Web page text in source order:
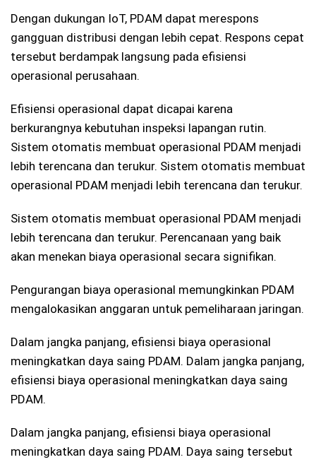
Dengan dukungan IoT, PDAM dapat merespons
gangguan distribusi dengan lebih cepat. Respons cepat
tersebut berdampak langsung pada efisiensi
operasional perusahaan.
Efisiensi operasional dapat dicapai karena
berkurangnya kebutuhan inspeksi lapangan rutin.
Sistem otomatis membuat operasional PDAM menjadi
lebih terencana dan terukur. Sistem otomatis membuat
operasional PDAM menjadi lebih terencana dan terukur.
Sistem otomatis membuat operasional PDAM menjadi
lebih terencana dan terukur. Perencanaan yang baik
akan menekan biaya operasional secara signifikan.
Pengurangan biaya operasional memungkinkan PDAM
mengalokasikan anggaran untuk pemeliharaan jaringan.
Dalam jangka panjang, efisiensi biaya operasional
meningkatkan daya saing PDAM. Dalam jangka panjang,
efisiensi biaya operasional meningkatkan daya saing
PDAM.
Dalam jangka panjang, efisiensi biaya operasional
meningkatkan daya saing PDAM. Daya saing tersebut